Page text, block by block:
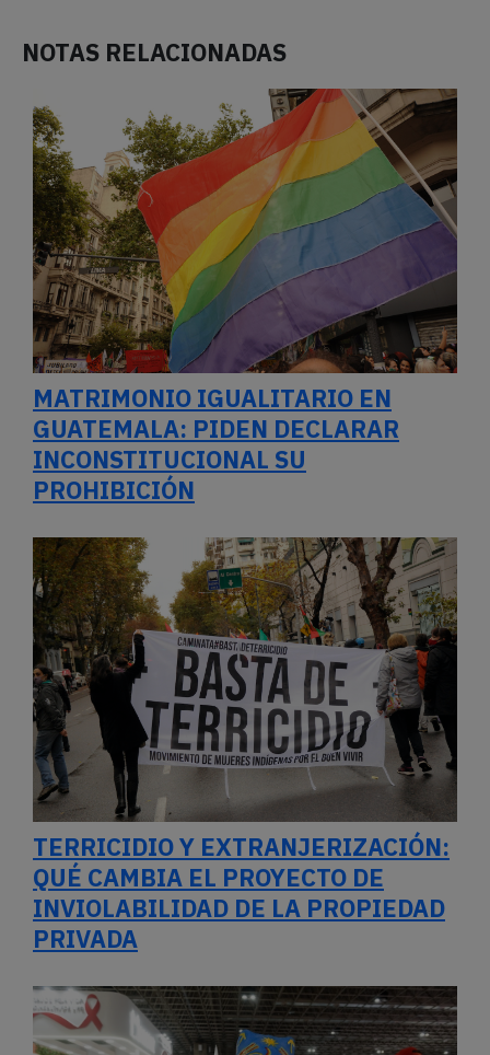
NOTAS RELACIONADAS
MATRIMONIO IGUALITARIO EN
GUATEMALA: PIDEN DECLARAR
INCONSTITUCIONAL SU
PROHIBICIÓN
TERRICIDIO Y EXTRANJERIZACIÓN:
QUÉ CAMBIA EL PROYECTO DE
INVIOLABILIDAD DE LA PROPIEDAD
PRIVADA